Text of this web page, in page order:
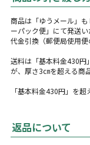
商品は「ゆうメール」
ーパック便」にて発送い
代金引換（郵便局使用便
送料は「基本料金430円
が、厚さ3㎝を超える商
「基本料金430円」を
返品について